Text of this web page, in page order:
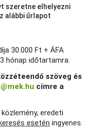
szeretne elhelyezni
alábbi űrlapot
30.000 Ft + ÁFA
hónap időtartamra.
szöveg és
címre a
eredeti
esetén ingyenes.